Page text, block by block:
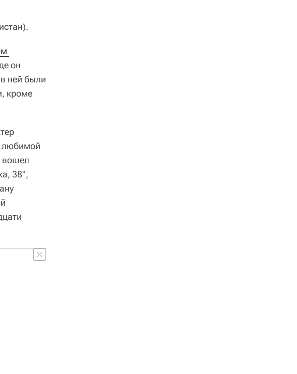
он
ней были
кроме
любимой
вошел
38",